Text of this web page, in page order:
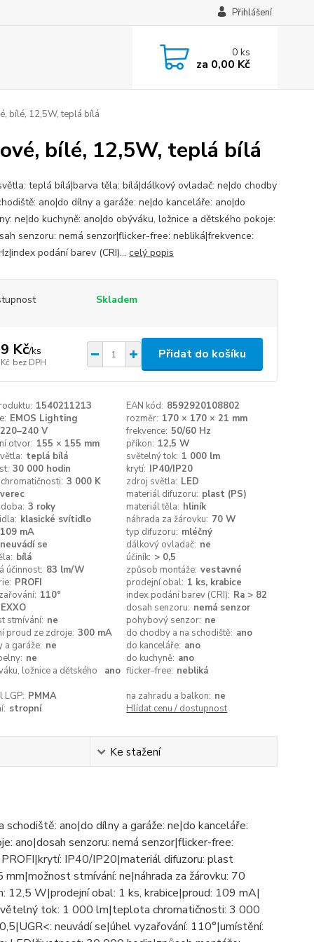
Přihlášení
0ks
za 0,00 Kč
bílé, 12,5W, teplá bílá
bílé, 12,5W, teplá bílá
teplá bílá|barva těla: bílá|dálkový ovladač: ne|do chodby
ano|do dílny a garáže: ne|do kanceláře: ano|do
ne|do kuchyně: ano|do obýváku, ložnice a dětského pokoje:
senzoru: nemá senzor|flicker-free: nebliká|frekvence:
podání barev (CRI)... celý popis
Skladem
Kč/ks
bez DPH
Přidat do košíku
1540211213 EAN kód: 8592920108802
EMOS Lighting rozměr: 170 × 170 × 21 mm
220–240 V frekvence: 50/60 Hz
otvor: 155 × 155 mm příkon: 12,5 W
teplá bílá světelný tok: 1 000 lm
30 000 hodin krytí: IP40/IP20
3 000 K zdroj světla: LED
materiál difuzoru: plast (PS)
3 roky materiál těla: hliník
klasické svítidlo náhrada za žárovku: 70 W
109 mA typ difuzoru: mléčný
neuvádí se dálkový ovladač: ne
bílá účiník: > 0,5
účinnost: 83 lm/W způsob montáže: vestavné
PROFI prodejní obal: 1 ks, krabice
110° index podání barev (CRI): Ra > 82
dosah senzoru: nemá senzor
stmívání: ne pohybový senzor: ne
proud ze zdroje: 300 mA do chodby a na schodiště: ano
a garáže: ne do kanceláře: ano
ne do kuchyně: ano
ložnice a dětského
ano flicker-free: nebliká
LGP: PMMA na zahradu a balkon: ne
stropní Hlídat cenu / dostupnost
Ke stažení
ano|do dílny a garáže: ne|do kanceláře:
ano|dosah senzoru: nemá senzor|flicker-free:
IP40/IP20|materiál difuzoru: plast
stmívání: ne|náhrada za žárovku: 70
12,5 W|prodejní obal: 1 ks, krabice|proud: 109 mA|
tok: 1 000 lm|teplota chromatičnosti: 3 000
neuvádí se|úhel vyzařování: 110°|umístění: